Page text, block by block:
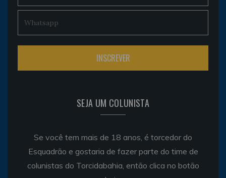
SEJA UM COLUNISTA
Se você tem mais de 18 anos, é torcedor do
Esquadrão e gostaria de fazer parte do time de
colunistas do Torcidabahia, então clica no botão